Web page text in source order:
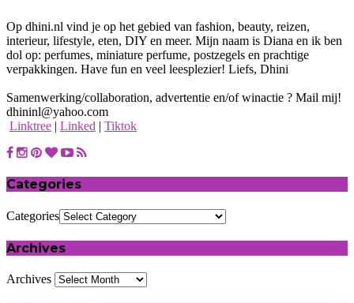
Op dhini.nl vind je op het gebied van fashion, beauty, reizen,
interieur, lifestyle, eten, DIY en meer. Mijn naam is Diana en ik ben
dol op: perfumes, miniature perfume, postzegels en prachtige
verpakkingen. Have fun en veel leesplezier! Liefs, Dhini
Samenwerking/collaboration, advertentie en/of winactie ? Mail mij!
dhininl@yahoo.com
Linktree | Linked | Tiktok
Categories
Categories
Archives
Archives